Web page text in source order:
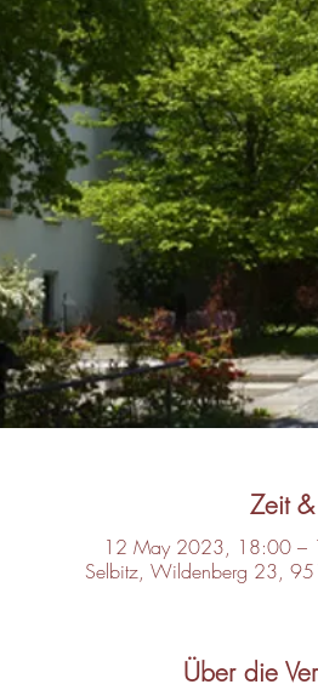
Zeit
12 May 2023, 18:00
Selbitz, Wildenberg 23,
Über die